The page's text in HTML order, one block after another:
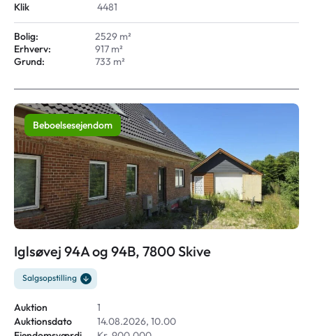
Klik
4481
Bolig:
2529 m²
Erhverv:
917 m²
Grund:
733 m²
Beboelsesejendom
Iglsøvej 94A og 94B, 7800 Skive
Salgsopstilling
Auktion
1
Auktionsdato
14.08.2026, 10.00